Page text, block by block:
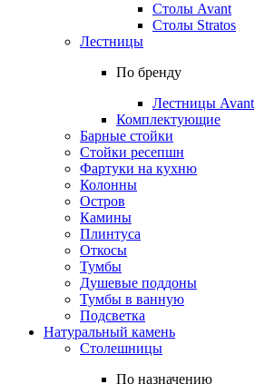
Столы Avant
Столы Stratos
Лестницы
По бренду
Лестницы Avant
Комплектующие
Барные стойки
Стойки ресепшн
Фартуки на кухню
Колонны
Остров
Камины
Плинтуса
Откосы
Тумбы
Душевые поддоны
Тумбы в ванную
Подсветка
Натуральный камень
Столешницы
По назначению